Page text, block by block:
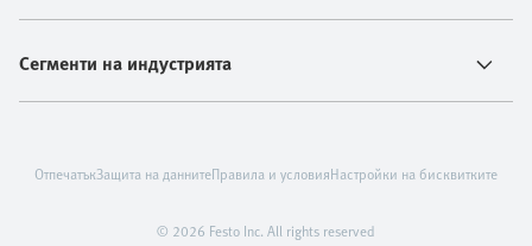
Сегменти на индустрията
© 2026 Festo Inc. All rights reserved
ОтпечатъкЗащита на даннитеПравила и условияНастройки на бисквитките